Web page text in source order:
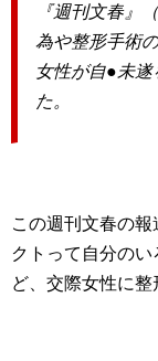
『週刊文春』
為や整形手術
女性が自●未
た。
この週刊文春の
クトって自分の
ど、交際女性に整